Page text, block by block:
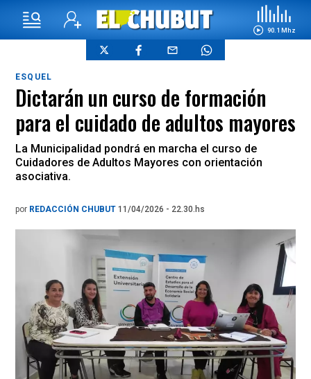
90.1 Mhz
ESQUEL
Dictarán un curso de formación
para el cuidado de adultos mayores
La Municipalidad pondrá en marcha el curso de
Cuidadores de Adultos Mayores con orientación
asociativa.
por REDACCIÓN CHUBUT 11/04/2026 - 22.30.hs